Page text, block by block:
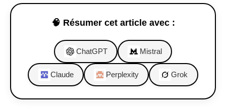
🧠 Résumer cet article avec :
ChatGPT Mistral
Claude Perplexity Grok